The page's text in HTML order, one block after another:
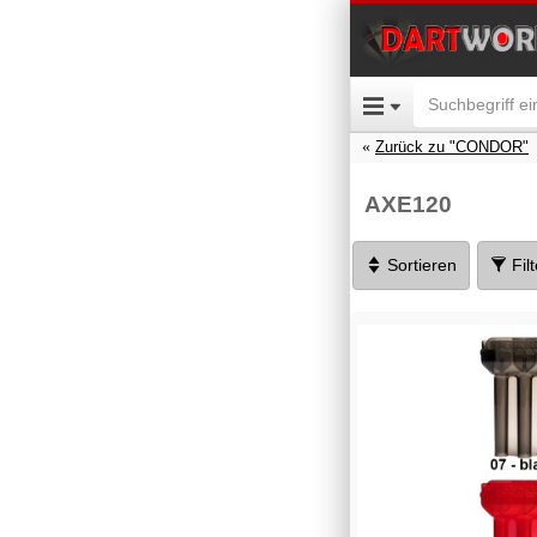
Zurück zu "CONDOR"
AXE120
Sortieren